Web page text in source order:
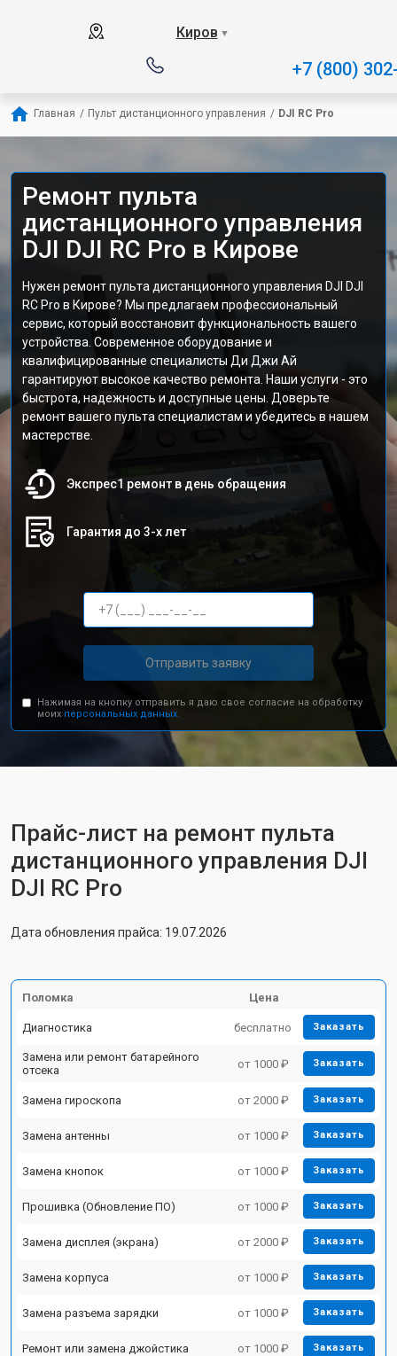
Киров ▼
+7 (800)
Главная / Пульт дистанционного управления / DJI RC Pro
Ремонт пульта
дистанционного управления
DJI DJI RC Pro в Кирове
Нужен ремонт пульта дистанционного управления DJI DJI
RC Pro в Кирове? Мы предлагаем профессиональный
сервис, который восстановит функциональность вашего
устройства. Современное оборудование и
квалифицированные специалисты Ди Джи Ай
гарантируют высокое качество ремонта. Наши услуги - это
быстрота, надежность и доступные цены. Доверьте
ремонт вашего пульта специалистам и убедитесь в нашем
мастерстве.
Экспрес1 ремонт в день обращения
Гарантия до 3-х лет
Отправить заявку
Нажимая на кнопку отправить я даю свое согласие на обработку
моих персональных данных.
Прайс-лист на ремонт пульта
дистанционного управления DJI
DJI RC Pro
Дата обновления прайса: 19.07.2026
Поломка Цена
Диагностика бесплатно Заказать
Замена или ремонт батарейного
отсека
от 1000 ₽ Заказать
Замена гироскопа от 2000 ₽ Заказать
Замена антенны от 1000 ₽ Заказать
Замена кнопок от 1000 ₽ Заказать
Прошивка (Обновление ПО) от 1000 ₽ Заказать
Замена дисплея (экрана) от 2000 ₽ Заказать
Замена корпуса от 1000 ₽ Заказать
Замена разъема зарядки от 1000 ₽ Заказать
Ремонт или замена джойстика от 1000 ₽ Заказать